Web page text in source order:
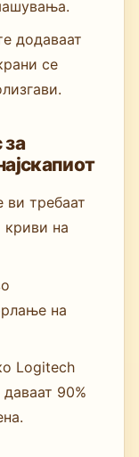
додаваат
се
за
ви требаат
криви на
на
Logitech
90%